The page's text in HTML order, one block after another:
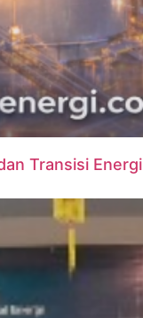
Transisi Energi